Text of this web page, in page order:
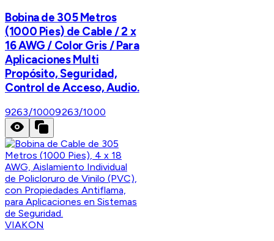
Bobina de 305 Metros
(1000 Pies) de Cable / 2 x
16 AWG / Color Gris / Para
Aplicaciones Multi
Propósito, Seguridad,
Control de Acceso, Audio.
9263/10009263/1000
VIAKON